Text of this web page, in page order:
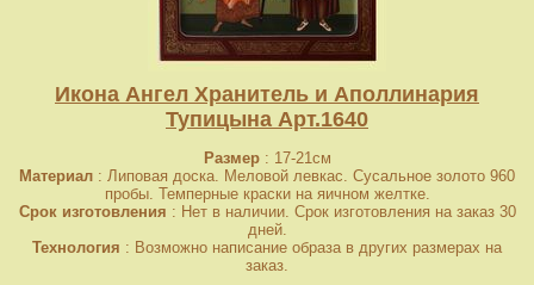
Икона Ангел Хранитель и Аполлинария
Тупицына Арт.1640
Размер: 17-21см
Материал : Липовая доска. Меловой левкас. Сусальное золото 960
пробы. Темперные краски на яичном желтке.
Срок изготовления : Нет в наличии. Срок изготовления на заказ 30
дней.
Технология : Возможно написание образа в других размерах на
заказ.